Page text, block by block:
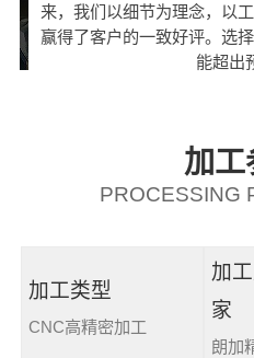
来，我们以细节为理念，以
赢得了客户的一致好评。选
能超出
加工
PROCESSING
加工类型
CNC高精密加工
加工
家
朗加